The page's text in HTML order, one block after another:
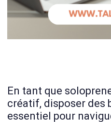
En tant que
créatif, disposer des
essentiel pour